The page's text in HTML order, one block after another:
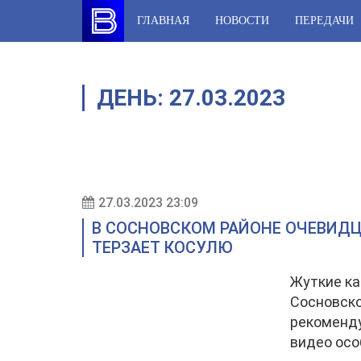
content
ГЛАВНАЯ НОВОСТИ ПЕРЕДАЧИ
ДЕНЬ: 27.03.2023
27.03.2023 23:09
В СОСНОВСКОМ РАЙОНЕ
ТЕРЗАЕТ КОСУЛЮ
Жуткие
видео